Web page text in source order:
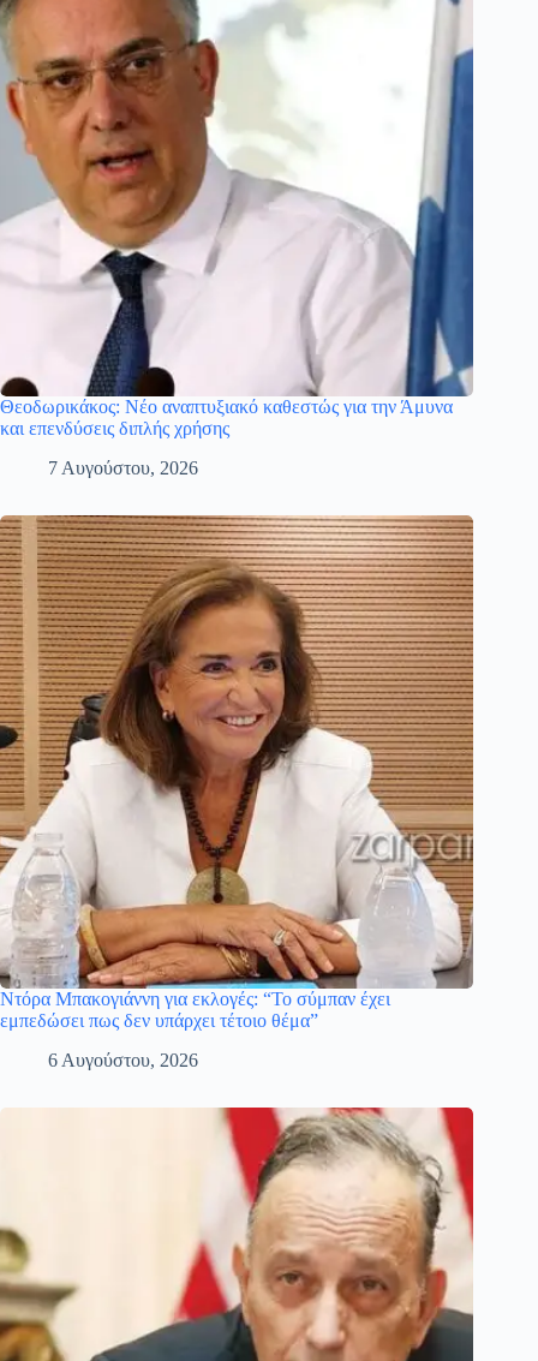
Θεοδωρικάκος: Νέο αναπτυξιακό καθεστώς για την Άμυνα
και επενδύσεις διπλής χρήσης
7 Αυγούστου, 2026
Ντόρα Μπακογιάννη για εκλογές: “Το σύμπαν έχει
εμπεδώσει πως δεν υπάρχει τέτοιο θέμα”
6 Αυγούστου, 2026